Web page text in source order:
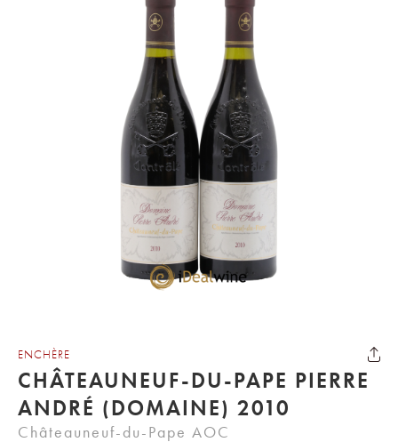
ENCHÈRE
CHÂTEAUNEUF-DU-PAPE PIERRE
ANDRÉ (DOMAINE) 2010
Châteauneuf-du-Pape AOC